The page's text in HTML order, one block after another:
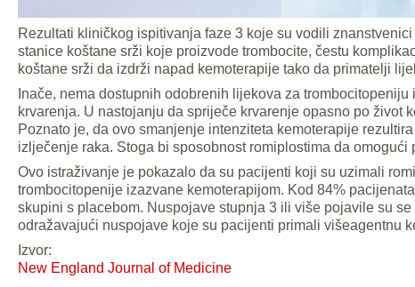
Rezultati kliničkog ispitivanja faze 3 koje su vodili
stanice koštane srži koje proizvode trombocite, čestu
koštane srži da izdrži napad kemoterapije tako da primatelji
Inače, nema dostupnih odobrenih lijekova za
krvarenja. U nastojanju da spriječe krvarenje opasno po
Poznato je, da ovo smanjenje intenziteta kemoterapije
izlječenje raka. Stoga bi sposobnost romiplostima da
Ovo istraživanje je pokazalo da su pacijenti koji su uzimali
trombocitopenije izazvane kemoterapijom. Kod 84%
skupini s placebom. Nuspojave stupnja 3 ili više pojavile su
odražavajući nuspojave koje su pacijenti primali višeagentnu
Izvor:
New England Journal of Medicine